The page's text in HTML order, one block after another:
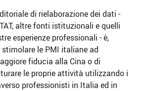
di rielaborazione dei dati -
altre fonti istituzionali e quelli
esperienze professionali - è,
le PMI italiane ad
fiducia alla Cina o di
le proprie attività utilizzando i
professionisti in Italia ed in